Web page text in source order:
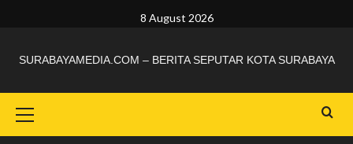
8 August 2026
SURABAYAMEDIA.COM – BERITA SEPUTAR KOTA SURABAYA